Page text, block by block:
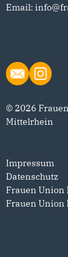
Email:
© 2026
Mittelrhein
Impressum
Datenschutz
Frauen Union
Frauen Union